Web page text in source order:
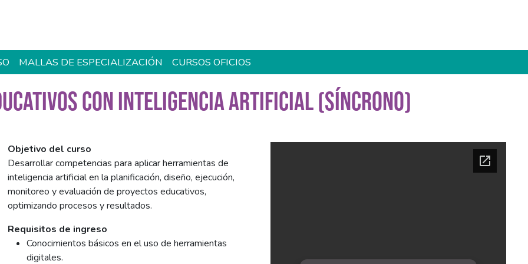
MALLAS DE ESPECIALIZACIÓN CURSOS OFICIOS
CON INTELIGENCIA ARTIFICIAL (SÍNCRONO)
Objetivo del curso
Desarrollar competencias para aplicar herramientas de
inteligencia artificial en la planificación, diseño, ejecución,
monitoreo y evaluación de proyectos educativos,
optimizando procesos y resultados.
Requisitos de ingreso
Conocimientos básicos en el uso de herramientas
digitales.